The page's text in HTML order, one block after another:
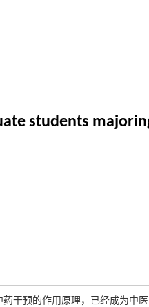
students
干预的作用原理，已经成为中